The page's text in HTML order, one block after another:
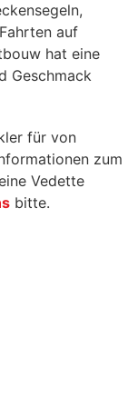
auf
hat eine
Geschmack
für von
zum
Vedette
bitte.